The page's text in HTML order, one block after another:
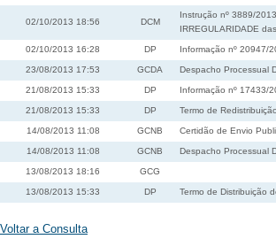
02/10/2013 18:56 DCM
Instrução nº 3889/
IRREGULARIDADE
02/10/2013 16:28 DP Informação nº 20947/
23/08/2013 17:53 GCDA Despacho Processual
21/08/2013 15:33 DP Informação nº 17433/
21/08/2013 15:33 DP Termo de
14/08/2013 11:08 GCNB Certidão de Envio
14/08/2013 11:08 GCNB Despacho Processual
13/08/2013 18:16 GCG
13/08/2013 15:33 DP Termo de Distribuição
Voltar a Consulta